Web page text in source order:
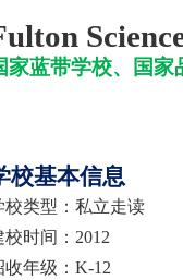
家蓝带学校、 国家
校基本信息
校类型 ： 私立走读
校时间 ： 2012
收年级 ： K-12